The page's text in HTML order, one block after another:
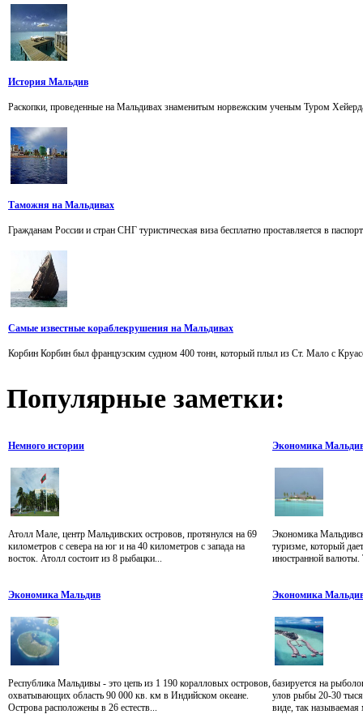
История Мальдив
Раскопки, проведенные на Мальдивах знаменитым норвежским ученым Туром
Таможня на Мальдивах
Гражданам России и стран СНГ туристическая виза бесплатно проставляется в
Самые известные кораблекрушения на Мальдивах
Корбин Корбин был французским судном 400 тонн, который плыл из Ст. Мало с
Популярные заметки:
Немного истории
Атолл Мале, центр Мальдивских островов, протянулся на 69
километров с севера на юг и на 40 километров с запада на
восток. Атолл состоит из 8 рыбацки...
Экономика
Экономика
туризме, который
иностранной валюты.
Экономика Мальдив
Республика Мальдивы - это цепь из 1 190 коралловых островов,
охватывающих область 90 000 кв. км в Индийском океане.
Острова расположены в 26 естеств...
Экономика
базируется на
улов рыбы 20-30
виде, так